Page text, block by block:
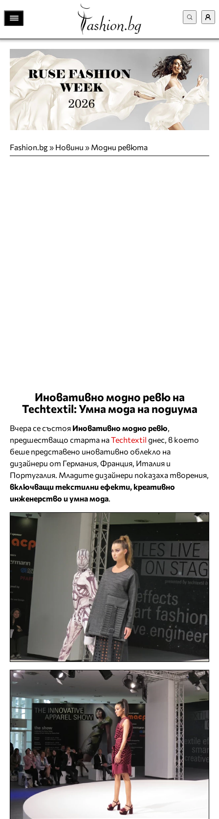
Fashion.bg» Новини » Модни ревюта
Иновативно модно ревю на
Techtextil: Умна мода на подиума
Вчера се състоя Иновативно модно ревю
предшестващо старта наTechtextil днес, в което
беше представено иновативно облекло на
дизайнери от Германия, Франция, Италия и
Португалия. Младите дизайнери показаха творения,
включващи текстилни ефекти, креативно
инженерство и умна мода